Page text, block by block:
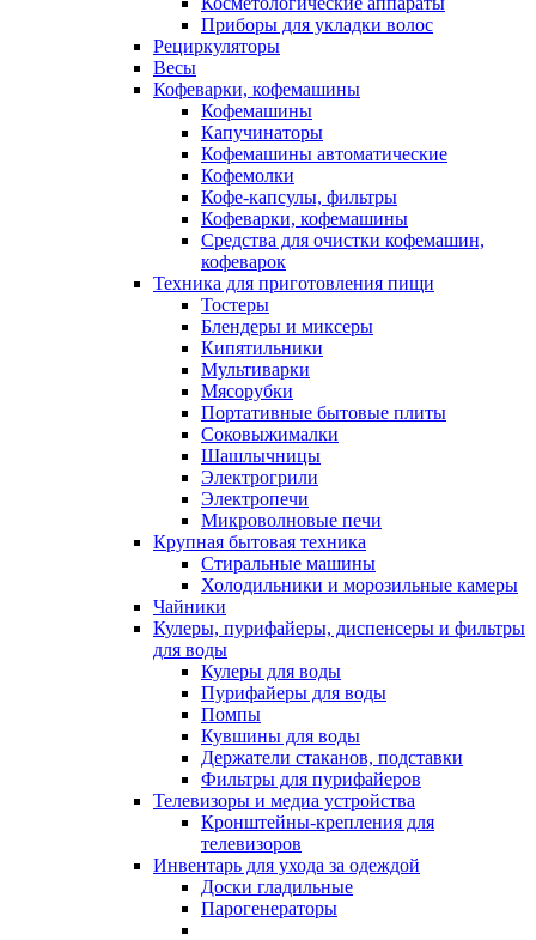
Приборы для укладки волос
Рециркуляторы
Весы
Кофеварки, кофемашины
Кофемашины
Капучинаторы
Кофемашины автоматические
Кофемолки
Кофе-капсулы, фильтры
Кофеварки, кофемашины
Средства для очистки кофемашин,
кофеварок
Техника для приготовления пищи
Тостеры
Блендеры и миксеры
Кипятильники
Мультиварки
Мясорубки
Портативные бытовые плиты
Соковыжималки
Шашлычницы
Электрогрили
Электропечи
Микроволновые печи
Крупная бытовая техника
Стиральные машины
Холодильники и морозильные камеры
Чайники
Кулеры, пурифайеры, диспенсеры и фильтры
для воды
Кулеры для воды
Пурифайеры для воды
Помпы
Кувшины для воды
Держатели стаканов, подставки
Фильтры для пурифайеров
Телевизоры и медиа устройства
Кронштейны-крепления для
телевизоров
Инвентарь для ухода за одеждой
Доски гладильные
Парогенераторы